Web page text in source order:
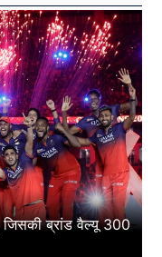
जिसकी ब्रांड वैल्यू 300